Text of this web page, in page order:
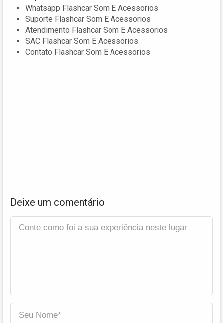
Whatsapp Flashcar Som E Acessorios
Suporte Flashcar Som E Acessorios
Atendimento Flashcar Som E Acessorios
SAC Flashcar Som E Acessorios
Contato Flashcar Som E Acessorios
Deixe um comentário